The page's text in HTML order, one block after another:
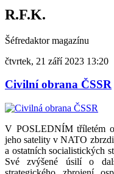
R.F.K.
Šéfredaktor magazínu
čtvrtek, 21 září 2023 13:20
Civilní obrana ČSSR
V POSLEDNÍM tříletém
jeho satelity v NATO
a ostatních socialistických
Své zvýšené úsilí o